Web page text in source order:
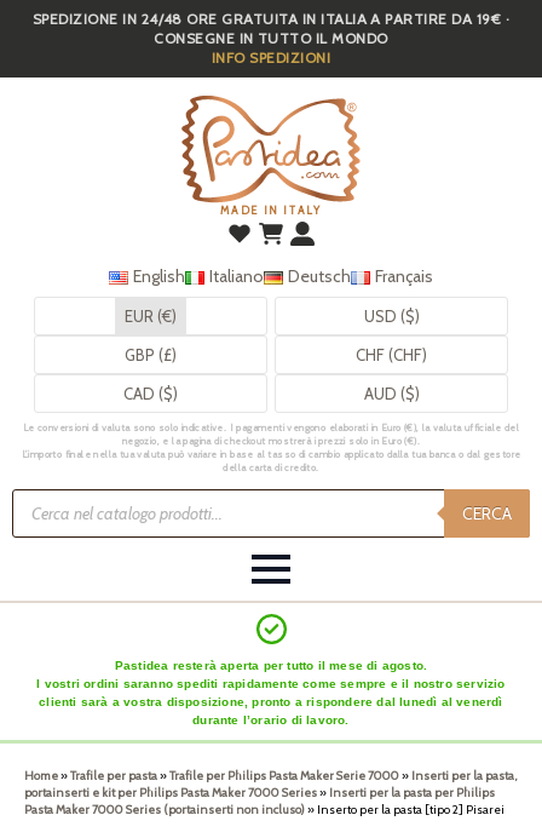
SkipSPEDIZIONE IN 24/48 ORE GRATUITA IN ITALIA A PARTIRE DA 19€ ·
CONSEGNE IN TUTTO IL MONDO
INFO SPEDIZIONI
MADE IN ITALY
English Italiano Deutsch Français
EUR (€)
USD ($)
GBP (£)
CHF (CHF)
CAD ($)
AUD ($)
Le conversioni di valuta sono solo indicative. I pagamenti vengono elaborati in Euro (€), la valuta ufficiale del
negozio, e la pagina di checkout mostrerà i prezzi solo in Euro (€).
L’importo finale nella tua valuta può variare in base al tasso di cambio applicato dalla tua banca o dal gestore
della carta di credito.
Ricerca
prodotti CERCA
Pastidea resterà aperta per tutto il mese di agosto.
I vostri ordini saranno spediti rapidamente come sempre e il nostro servizio
clienti sarà a vostra disposizione, pronto a rispondere dal lunedì al venerdì
durante l’orario di lavoro.
Home»Trafile per pasta»Trafile per Philips Pasta Maker Serie 7000» Inserti per la pasta,
portainserti e kit per Philips Pasta Maker 7000 Series» Inserti per la pasta per Philips
Pasta Maker 7000 Series (portainserti non incluso)» Inserto per la pasta [tipo 2] Pisarei